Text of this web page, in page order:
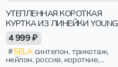
УТЕПЛЕННАЯ КОРОТКАЯ
КУРТКА ИЗ ЛИНЕЙКИ YOUNG
4 999 ₽
SELAсинтепон, трикотаж,
нейлон, россия, короткие,